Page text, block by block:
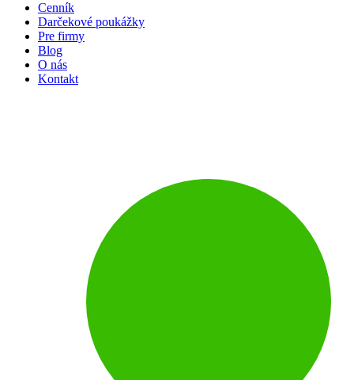
Cenník
Darčekové poukážky
Pre firmy
Blog
O nás
Kontakt